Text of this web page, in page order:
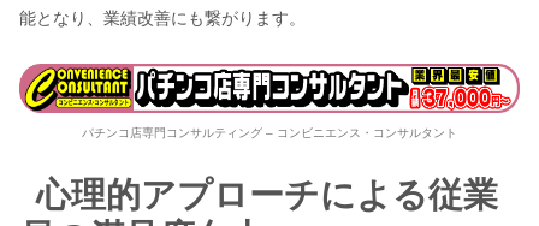
能となり、業績改善にも繋がります。
パチンコ店専門コンサルティング – コンビニエンス・コンサルタント
心理的アプローチによる従業